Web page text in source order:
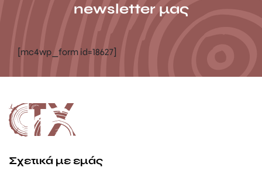
newsletter μας
[mc4wp_form id=18627]
Σχετικά με εμάς